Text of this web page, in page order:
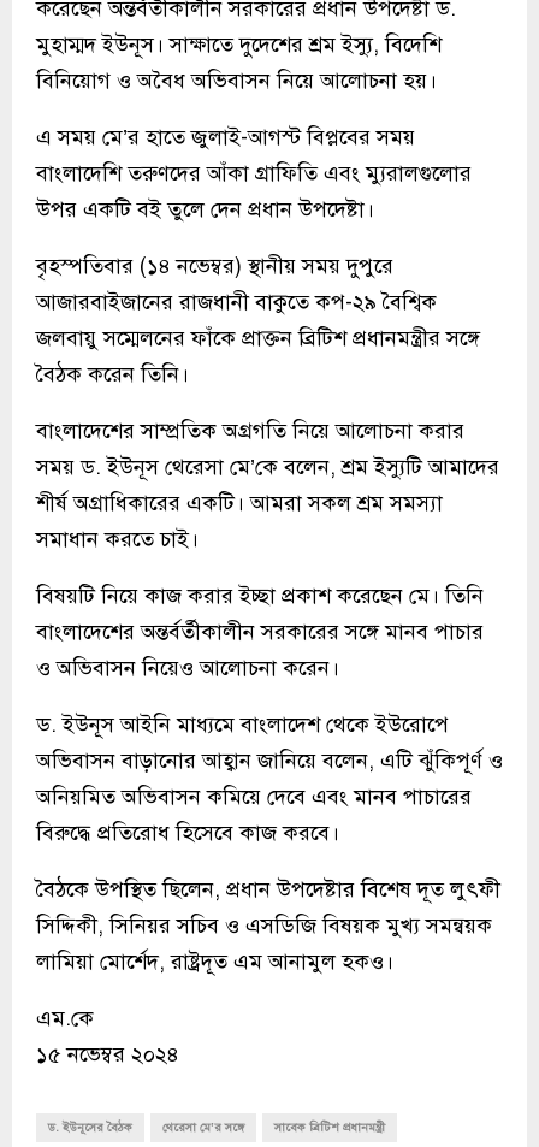
করেছেন অন্তর্বর্তীকালীন সরকারের প্রধান উপদেষ্টা ড.
মুহাম্মদ ইউনূস। সাক্ষাতে দুদেশের শ্রম ইস্যু, বিদেশি
বিনিয়োগ ও অবৈধ অভিবাসন নিয়ে আলোচনা হয়।
এ সময় মে’র হাতে জুলাই-আগস্ট বিপ্লবের সময়
বাংলাদেশি তরুণদের আঁকা গ্রাফিতি এবং ম্যুরালগুলোর
উপর একটি বই তুলে দেন প্রধান উপদেষ্টা।
বৃহস্পতিবার (১৪ নভেম্বর) স্থানীয় সময় দুপুরে
আজারবাইজানের রাজধানী বাকুতে কপ-২৯ বৈশ্বিক
জলবায়ু সম্মেলনের ফাঁকে প্রাক্তন ব্রিটিশ প্রধানমন্ত্রীর সঙ্গে
বৈঠক করেন তিনি।
বাংলাদেশের সাম্প্রতিক অগ্রগতি নিয়ে আলোচনা করার
সময় ড. ইউনূস থেরেসা মে’কে বলেন, শ্রম ইস্যুটি আমাদের
শীর্ষ অগ্রাধিকারের একটি। আমরা সকল শ্রম সমস্যা
সমাধান করতে চাই।
বিষয়টি নিয়ে কাজ করার ইচ্ছা প্রকাশ করেছেন মে। তিনি
বাংলাদেশের অন্তর্বর্তীকালীন সরকারের সঙ্গে মানব পাচার
ও অভিবাসন নিয়েও আলোচনা করেন।
ড. ইউনূস আইনি মাধ্যমে বাংলাদেশ থেকে ইউরোপে
অভিবাসন বাড়ানোর আহ্বান জানিয়ে বলেন, এটি ঝুঁকিপূর্ণ ও
অনিয়মিত অভিবাসন কমিয়ে দেবে এবং মানব পাচারের
বিরুদ্ধে প্রতিরোধ হিসেবে কাজ করবে।
বৈঠকে উপস্থিত ছিলেন, প্রধান উপদেষ্টার বিশেষ দূত লুৎফী
সিদ্দিকী, সিনিয়র সচিব ও এসডিজি বিষয়ক মুখ্য সমন্বয়ক
লামিয়া মোর্শেদ, রাষ্ট্রদূত এম আনামুল হকও।
এম.কে
১৫ নভেম্বর ২০২৪
ড. ইউনূসের বৈঠক থেরেসা মে’র সঙ্গে সাবেক ব্রিটিশ প্রধানমন্ত্রী